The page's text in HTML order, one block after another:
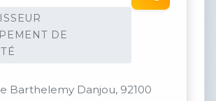
DE
Barthelemy Danjou, 92100